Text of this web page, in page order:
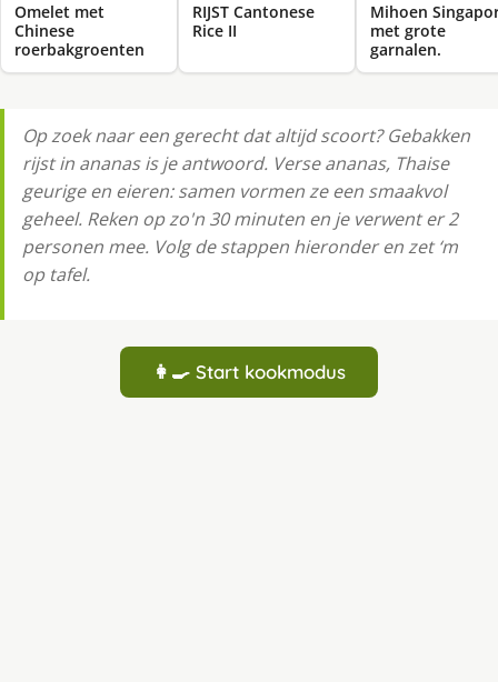
Omelet met
Chinese
roerbakgroenten
RIJST Cantonese
Rice II
Mihoen
met grote
garnalen.
Op zoek naar een gerecht dat altijd scoort? Gebakken
rijst in ananas is je antwoord. Verse ananas, Thaise
geurige en eieren: samen vormen ze een smaakvol
geheel. Reken op zo'n 30 minuten en je verwent er 2
personen mee. Volg de stappen hieronder en zet ‘m
op tafel.
👩‍🍳 Start kookmodus